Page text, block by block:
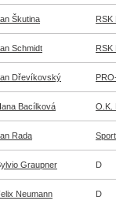
Škutina RSK
Schmidt RSK
Dřevíkovský
Bacílková O.K.
Rada
Graupner D
Neumann D